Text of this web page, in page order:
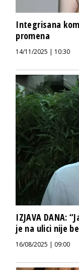
Integrisana
promena
14/11/2025 | 10:30
IZJAVA DANA:
je na ulici nije
16/08/2025 | 09:00